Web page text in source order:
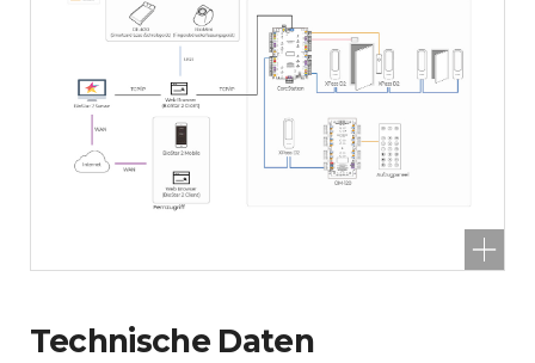
Technische Daten